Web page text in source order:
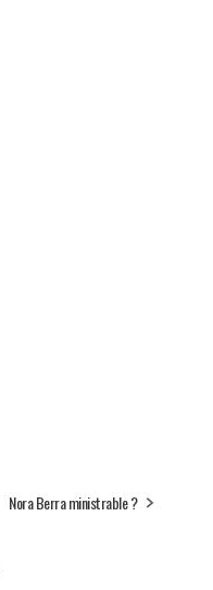
Nora Berra ministrable ?